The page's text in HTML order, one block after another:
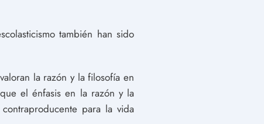
también han sido
la razón y la filosofía en
el énfasis en la razón y la
para la vida